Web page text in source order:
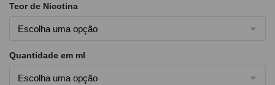
Teor de Nicotina
Quantidade em ml